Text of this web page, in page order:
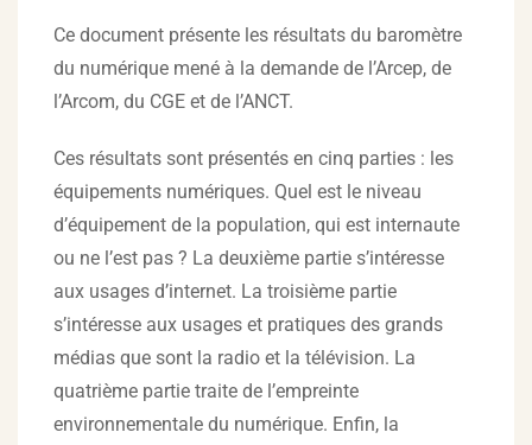
Ce document présente les résultats du baromètre
du numérique mené à la demande de l’Arcep, de
l’Arcom, du CGE et de l’ANCT.
Ces résultats sont présentés en cinq parties : les
équipements numériques. Quel est le niveau
d’équipement de la population, qui est internaute
ou ne l’est pas ? La deuxième partie s’intéresse
aux usages d’internet. La troisième partie
s’intéresse aux usages et pratiques des grands
médias que sont la radio et la télévision. La
quatrième partie traite de l’empreinte
environnementale du numérique. Enfin, la